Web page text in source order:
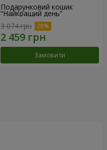
Подарунковий кошик
“Найкращий день”
3 074 грн
Замовити